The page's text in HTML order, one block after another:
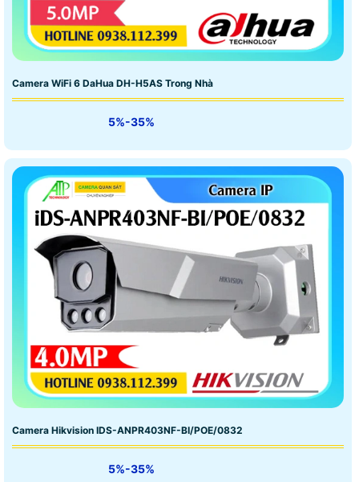
Camera WiFi 6 DaHua DH-H5AS Trong Nhà
5%-35%
Camera Hikvision IDS-ANPR403NF-BI/POE/0832
5%-35%